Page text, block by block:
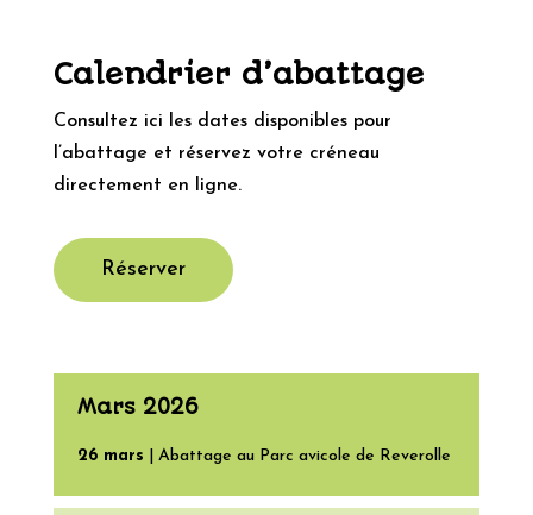
Calendrier d’abattage
Consultez ici les dates disponibles pour
l’abattage et réservez votre créneau
directement en ligne.
Réserver
Mars 2026
26 mars | Abattage au Parc avicole de Reverolle